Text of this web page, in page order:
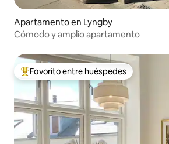
Apartamento en Lyngby
Cómodo y amplio apartamento
Favorito entre huéspedes preferido
Favorito entre huéspedes